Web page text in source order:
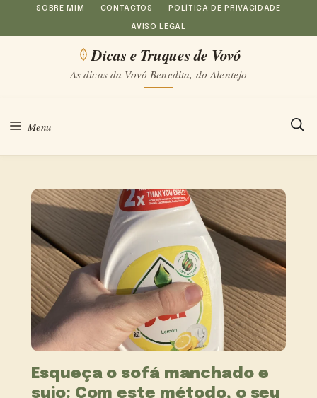
Saltar
para
conteúdo
SOBRE MIM CONTACTOS POLÍTICA DE PRIVACIDADE
AVISO LEGAL
Dicas e Truques de Vovó
As dicas da Vovó Benedita, do Alentejo
Menu
Esqueça o sofá manchado e
sujo: Com este método, o seu